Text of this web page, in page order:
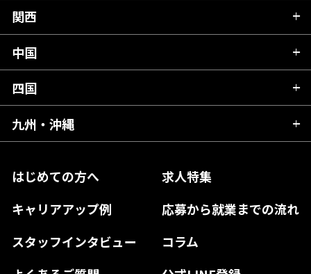
はじめての方へ
求人特集
キャリアアップ例
応募から就業までの流れ
スタッフインタビュー
コラム
岩手県
宮城県
福島県
群馬県
千葉県
東京都
神奈川県
富山県
石川県
山梨県
長野県
岐阜県
静岡県
愛知県
関西
滋賀県
京都府
大阪府
奈良県
和歌山県
中国
広島県
岡山県
島根県
山口県
四国
愛媛県
高知県
徳島県
九州・沖縄